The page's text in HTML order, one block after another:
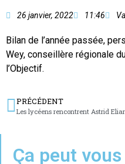
26 janvier, 2022 11:46
Bilan de l’année passée,
Wey, conseillère régionale
l’Objectif.
PRÉCÉDENT
Ça peut